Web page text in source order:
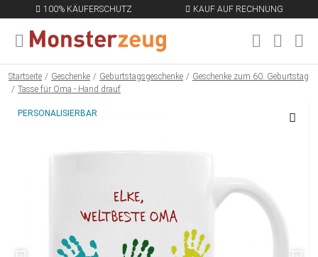
100% KÄUFERSCHUTZ KAUF AUF RECHNUNG
MENÜ SCHLIESSEN
Startseite Geschenke Geburtstagsgeschenke
Geschenke zum 60. Geburtstag
Tasse für Oma - Hand drauf
PERSONALISIERBAR